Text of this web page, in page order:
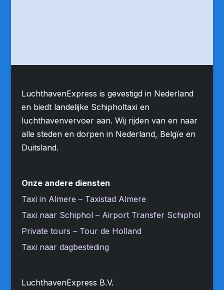
LuchthavenExpress is gevestigd in Nederland
en biedt landelijke Schipholtaxi en
luchthavenvervoer aan. Wij rijden van en naar
alle steden en dorpen in Nederland, Belgïe en
Duitsland.
Onze andere diensten
Taxi in Almere – Taxistad Almere
Taxi naar Schiphol – Airport Transfer Schiphol
Private tours – Tour de Holland
Taxi naar dagbesteding
LuchthavenExpress B.V.